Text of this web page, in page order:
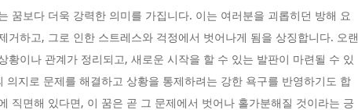
꿈보다 더욱 강력한 의미를 가집니다. 이는 여러분을 괴롭히던 방해 요
거하고, 그로 인한 스트레스와 걱정에서 벗어나게 됨을 상징합니다. 오랜
황이나 관계가 정리되고, 새로운 시작을 할 수 있는 발판이 마련될 수 있
의지로 문제를 해결하고 상황을 통제하려는 강한 욕구를 반영하기도 합
직면해 있다면, 이 꿈은 곧 그 문제에서 벗어나 홀가분해질 것이라는 긍